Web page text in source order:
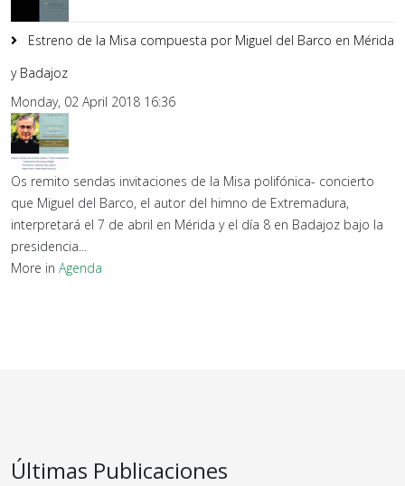
Estreno de la Misa compuesta por Miguel del Barco en Mérida
y Badajoz
Monday, 02 April 2018 16:36
Os remito sendas invitaciones de la Misa polifónica- concierto
que Miguel del Barco, el autor del himno de Extremadura,
interpretará el 7 de abril en Mérida y el día 8 en Badajoz bajo la
presidencia...
More in Agenda
Últimas Publicaciones